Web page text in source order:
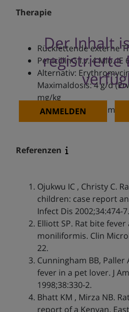
Therapie
Der Inhalt
registrierte
ANMELDEN
Rückfettende externe
PenicillinG i.v. 4 Mio. IE
Alternativ:
Maximaldosis: 4 g/d
mg/kg
Alternativ:
Referenzen
Ojukwu IC , Christy C.
children: case report
Infect Dis 2002;34:474-7.
Elliott SP. Rat bite
moniliformis. Clin
22.
Cunningham BB, Paller
fever in a pet lover. J
1998;38:330-2.
Bhatt KM , Mirza NB.
report of a Kenyan.